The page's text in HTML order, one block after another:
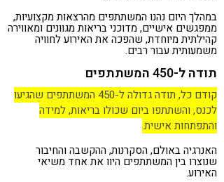
במהלך היום נהנו המשתתפים מהרצאות מקצועיות,
ממפגשים אישיים, מדוכני בריאות מגוונים ומאווירה
קהילתית מיוחדת, שהפכה את האירוע לחוויה
משמעותית עבור רבים.
תודה ל-450 המשתתפים
קודם כל, תודה גדולה ל-450 המשתתפים שהגיעו
לכנס, והשתתפו ביום שכולו בריאות, למידה
והתפתחות אישית.
האנרגיה באולם, הסקרנות, ההקשבה והחיבור
שנוצרו בין המשתתפים היוו את אחד משיאי
האירוע.